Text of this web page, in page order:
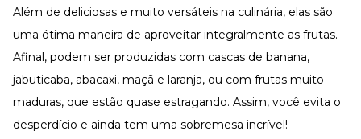
Além de deliciosas e muito versáteis na culinária, elas são
uma ótima maneira de aproveitar integralmente as frutas.
Afinal, podem ser produzidas com cascas de banana,
jabuticaba, abacaxi, maçã e laranja, ou com frutas muito
maduras, que estão quase estragando. Assim, você evita o
desperdício e ainda tem uma sobremesa incrível!